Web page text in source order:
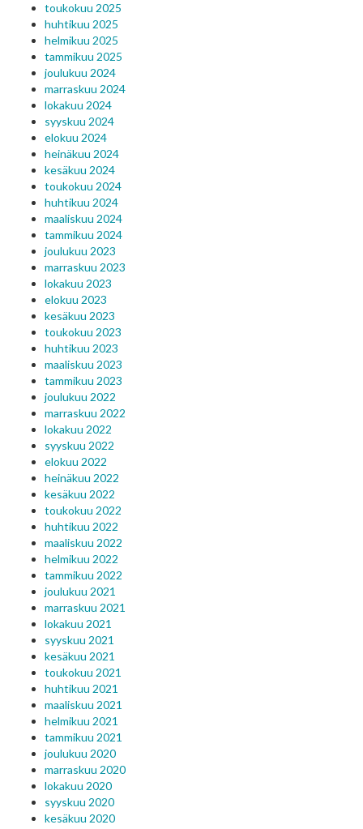
toukokuu 2025
huhtikuu 2025
helmikuu 2025
tammikuu 2025
joulukuu 2024
marraskuu 2024
lokakuu 2024
syyskuu 2024
elokuu 2024
heinäkuu 2024
kesäkuu 2024
toukokuu 2024
huhtikuu 2024
maaliskuu 2024
tammikuu 2024
joulukuu 2023
marraskuu 2023
lokakuu 2023
elokuu 2023
kesäkuu 2023
toukokuu 2023
huhtikuu 2023
maaliskuu 2023
tammikuu 2023
joulukuu 2022
marraskuu 2022
lokakuu 2022
syyskuu 2022
elokuu 2022
heinäkuu 2022
kesäkuu 2022
toukokuu 2022
huhtikuu 2022
maaliskuu 2022
helmikuu 2022
tammikuu 2022
joulukuu 2021
marraskuu 2021
lokakuu 2021
syyskuu 2021
kesäkuu 2021
toukokuu 2021
huhtikuu 2021
maaliskuu 2021
helmikuu 2021
tammikuu 2021
joulukuu 2020
marraskuu 2020
lokakuu 2020
syyskuu 2020
kesäkuu 2020